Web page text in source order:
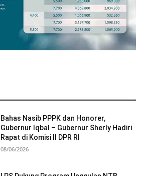
Bahas Nasib PPPK dan Honorer,
Gubernur Iqbal – Gubernur Sherly Hadiri
Rapat di Komisi II DPR RI
08/06/2026